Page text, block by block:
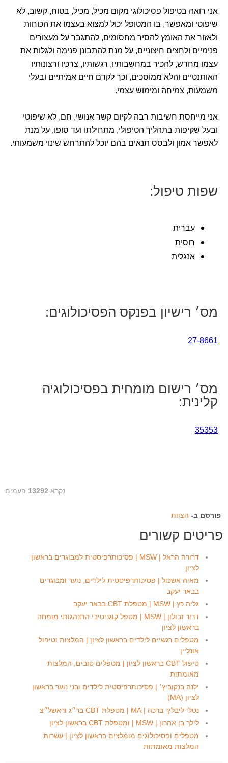
אני רואה בטיפול פסיכולוגי מקום מכיל, מכיל, בטוח, קשוב, לא
שיפוטי ומאפשר, בו המטופל יכול למצוא בעצמו את הכוחות
ולאזור את האומץ להסיר מחסומים, להתגבר על מעצורים
פנימיים ולחצים חיצוניים, על מנת להתבונן פנימה ולגלות את
עצמו מחדש, להכיר במחשבותיו, רגשותיו, צרכיו ורצונותיו
האותנטיים והלא ממוסכים, וכך לקדם חיים אמיתיים ובעלי
משמעות, צמיחה ומימוש עצמי.
אני מייחסת חשיבות רבה לקיום קשר אנושי, חם, לא שיפוטי
ובעל שקיפות בתהליך הטיפולי, מתחילתו ועד סופו, על מנת
לאפשר אמון ולבסס תנאים בהם יוכל להתרחש שינוי משמעותי.
שפות טיפול:
עברית
רוסית
אנגלית
מס׳ רישיון בפנקס הפסיכולוגים:
27-8661
מס׳ רישום מומחית בפסיכולוגיה
קלינית:
35353
נקרא 13292 פעמים
פורסם ב- הצוות
פריטים קשורים
דרורה הראל | MSW | פסיכותרפיסטית למבוגרים בראשון
לציון
מאיה אשכול | פסיכותרפיסטית לילדים, נוער ומבוגרים
בבאר יעקב
גליה כץ | MSW | מטפלת CBT בבאר יעקב
דרור זבולון | MSW | מטפל קוגניטיבי התנהגותי מומחה
בראשון לציון
מטפלים רגשיים לילדים בראשון לציון | המלצות וטיפול
אונליין
טיפול CBT בראשון לציון | מטפלים טובים, המלצות
מאומתות
ילנה בנקוביץ׳ | פסיכותרפיסטית לילדים ובני נוער בראשון
לציון (MA)
נטלי ליבליך ברכה | MA | מטפלת CBT בר״ג וראשל״צ
לילך בן אהרון | MSW | ומטפלת CBT בראשון לציון
מטפלים ופסיכולוגים מומלצים בראשון לציון | עשרות
המלצות מאומתות